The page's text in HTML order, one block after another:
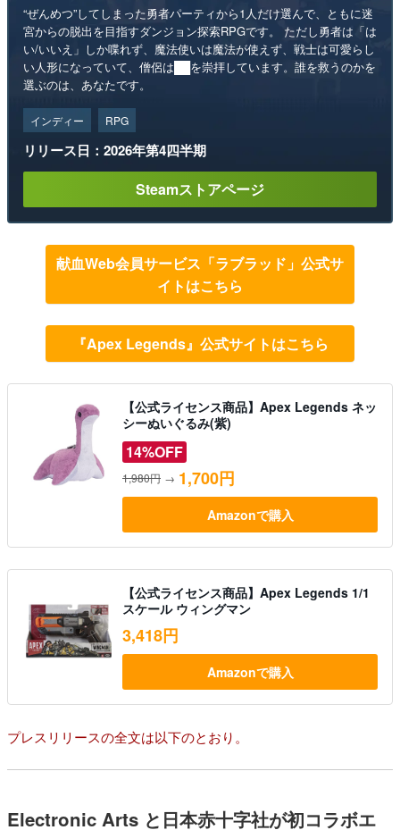
“ぜんめつ”してしまった勇者パーティから1人だけ選んで、ともに迷
宮からの脱出を目指すダンジョン探索RPGです。 ただし勇者は「は
い/いいえ」しか喋れず、魔法使いは魔法が使えず、戦士は可愛らし
い人形になっていて、僧侶は██を崇拝しています。誰を救うのかを
選ぶのは、あなたです。
インディー RPG
リリース日：2026年第4四半期
Steamストアページ
献血Web会員サービス「ラブラッド」公式サ
イトはこちら
『Apex Legends』公式サイトはこちら
【公式ライセンス商品】Apex Legends ネッ
シーぬいぐるみ(紫)
14%OFF
1,980円 → 1,700円
Amazonで購入
【公式ライセンス商品】Apex Legends 1/1
スケール ウィングマン
3,418円
Amazonで購入
プレスリリースの全文は以下のとおり。
Electronic Arts と日本赤十字社が初コラボエ